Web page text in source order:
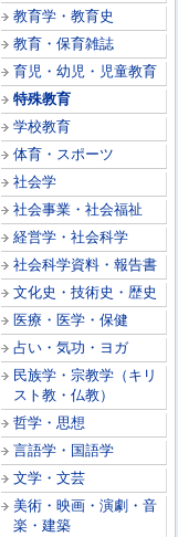
教育学・教育史
教育・保育雑誌
育児・幼児・児童教育
特殊教育
学校教育
体育・スポーツ
社会学
社会事業・社会福祉
経営学・社会科学
社会科学資料・報告書
文化史・技術史・歴史
医療・医学・保健
占い・気功・ヨガ
民族学・宗教学（キリ
スト教・仏教）
哲学・思想
言語学・国語学
文学・文芸
美術・映画・演劇・音
楽・建築